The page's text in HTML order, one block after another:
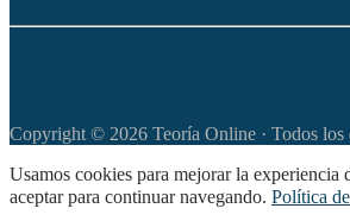
Copyright © 2026 Teoría Online · Todos los
Usamos cookies para mejorar la experiencia del usuario. Selecciona
aceptar para continuar navegando. Política